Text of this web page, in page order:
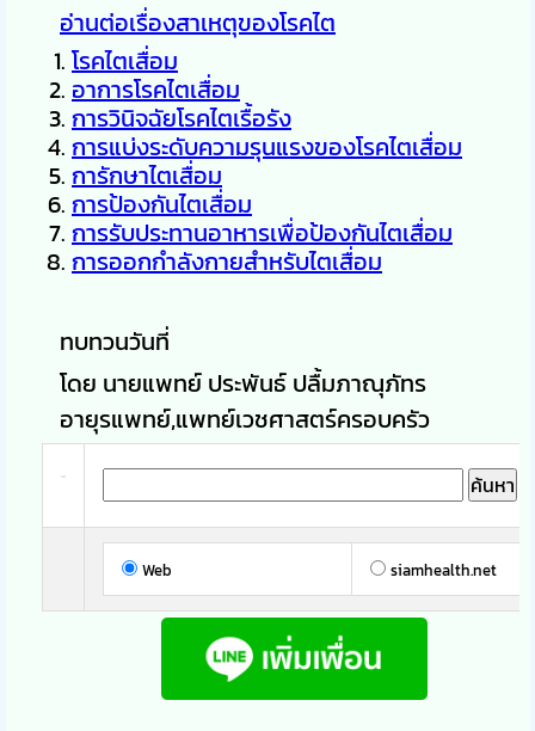
อ่านต่อเรื่องสาเหตุของโรคไต
โรคไตเสื่อม
อาการโรคไตเสื่อม
การวินิจฉัยโรคไตเรื้อรัง
การแบ่งระดับความรุนแรงของโรคไตเสื่อม
การักษาไตเสื่อม
การป้องกันไตเสื่อม
การรับประทานอาหารเพื่อป้องกันไตเสื่อม
การออกกำลังกายสำหรับไตเสื่อม
ทบทวนวันที่
โดย นายแพทย์ ประพันธ์ ปลื้มภาณุภัทร
อายุรแพทย์,แพทย์เวชศาสตร์ครอบครัว
Web siamhealth.net